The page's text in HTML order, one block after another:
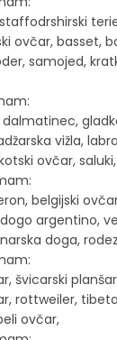
ovčar, basset,
samojed,
vižla,
ovčar,
belgijski
argentino,
doga,
švicarski
rottweiler,
ovčar,